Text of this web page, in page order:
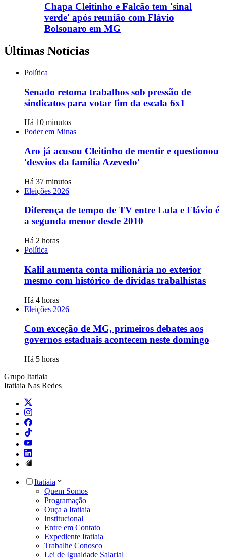
Chapa Cleitinho e Falcão tem 'sinal
verde' após reunião com Flávio
Bolsonaro em MG
Últimas Notícias
Política
Senado retoma trabalhos sob pressão de
sindicatos para votar fim da escala 6x1
Há 10 minutos
Poder em Minas
Aro já acusou Cleitinho de mentir e questionou
'desvios da família Azevedo'
Há 37 minutos
Eleições 2026
Diferença de tempo de TV entre Lula e Flávio é
a segunda menor desde 2010
Há 2 horas
Política
Kalil aumenta conta milionária no exterior
mesmo com histórico de dividas trabalhistas
Há 4 horas
Eleições 2026
Com exceção de MG, primeiros debates aos
governos estaduais acontecem neste domingo
Há 5 horas
Grupo Itatiaia
Itatiaia Nas Redes
Itatiaia
Quem Somos
Programação
Ouça a Itatiaia
Institucional
Entre em Contato
Expediente Itatiaia
Trabalhe Conosco
Lei de Igualdade Salarial